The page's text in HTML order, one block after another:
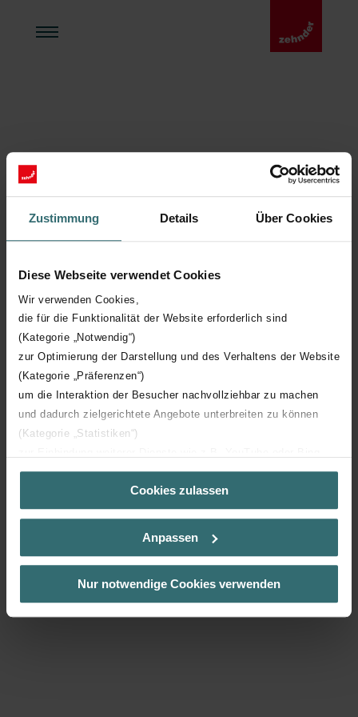
Zustimmung Details Über Cookies
Diese Webseite verwendet Cookies
Wir verwenden Cookies,
die für die Funktionalität der Website erforderlich sind
(Kategorie „Notwendig“)
zur Optimierung der Darstellung und des Verhaltens der Website
(Kategorie „Präferenzen“)
um die Interaktion der Besucher nachvollziehbar zu machen
und dadurch zielgerichtete Angebote unterbreiten zu können
(Kategorie „Statistiken“)
(Kategorie „Marketing“)
Über „Details zeigen“ bzw. die Datenschutzerklärung erhalten
Sie weitere Informationen. Durch die Auswahl der Kategorie
der Auswahl von „Statistiken“ willigen Sie ein, dass wir Ihren
Besuchsverlauf auf unserer Website verwenden, um Ihnen die
bestmögliche Nutzererfahrung zu ermöglichen und Ihnen
Cookies zulassen
Anpassen
Nur notwendige Cookies verwenden